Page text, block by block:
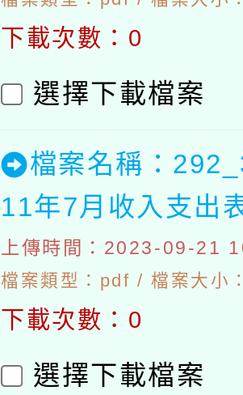
下載次數：0
選擇下載檔案
檔案名稱：
11年7月收入支出
上傳時間：2023-09-21
檔案類型：pdf / 檔案大小
下載次數：0
選擇下載檔案